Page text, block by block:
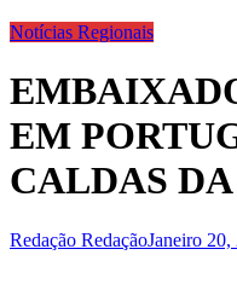
Notícias Regionais
EM
CALDAS
Redação RedaçãoJaneiro 20,